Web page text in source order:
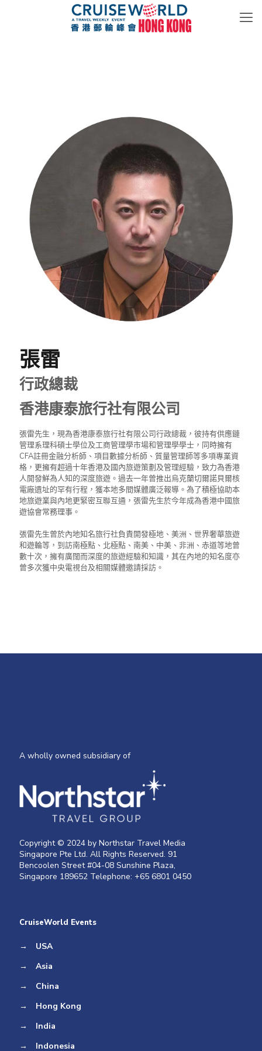
張雷
行政總裁
香港康泰旅行社有限公司
張雷先生，現為香港康泰旅行社有限公司行政總裁，彼持有供應鏈
管理系理科碩士學位及工商管理學市場和管理學學士，同時擁有
CFA註冊金融分析師、項目數據分析師、質量管理師等多項專業資
格，更擁有超過十年香港及國內旅遊策劃及管理經驗，致力為香港
人開發鮮為人知的深度旅遊。過去一年曾推出烏克蘭切爾諾貝爾核
電廠遺址的罕有行程，獲本地多間媒體廣泛報導。為了積極協助本
地旅遊業與內地更緊密互聯互通，張雷先生於今年成為香港中國旅
遊協會常務理事。
張雷先生曾於內地知名旅行社負責開發極地、美洲、世界奢華旅遊
和遊輪等，到訪南極點、北極點、南美、中美、非洲、赤道等地曾
數十次，擁有廣闊而深度的旅遊經驗和知識，其在內地的知名度亦
曾多次獲中央電視台及相關媒體邀請採訪。
A wholly owned subsidiary of
Copyright © 2024 by Northstar Travel Media
Singapore Pte Ltd. All Rights Reserved. 91
Bencoolen Street #04-08 Sunshine Plaza,
Singapore 189652 Telephone: +65 6801 0450
CruiseWorld Events
→
USA
→
Asia
→
China
→
Hong Kong
→
India
→
Indonesia